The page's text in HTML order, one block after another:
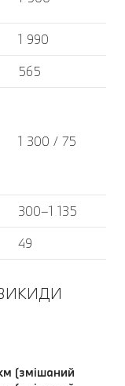
1 990
565
1 300 / 75
300–1 135
49
(змішаний